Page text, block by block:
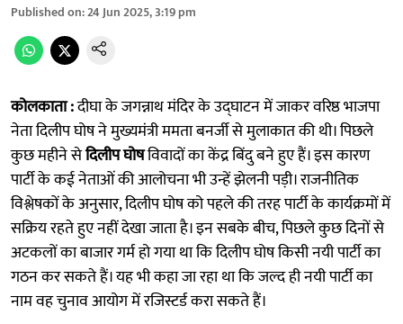
Published on:24 Jun 2025, 3:19 pm
कोलकाता :दीघा के जगन्नाथ मंदिर के उद्घाटन में जाकर वरिष्ठ भाजपा
नेता दिलीप घोष ने मुख्यमंत्री ममता बनर्जी से मुलाकात की थी। पिछले
कुछ महीने सेदिलीप घोषविवादों का केंद्र बिंदु बने हुए हैं। इस कारण
पार्टी के कई नेताओं की आलोचना भी उन्हें झेलनी पड़ी। राजनीतिक
विश्लेषकों के अनुसार, दिलीप घोष को पहले की तरह पार्टी के कार्यक्रमों में
सक्रिय रहते हुए नहीं देखा जाता है। इन सबके बीच, पिछले कुछ दिनों से
अटकलों का बाजार गर्म हो गया था कि दिलीप घोष किसी नयी पार्टी का
गठन कर सकते हैं। यह भी कहा जा रहा था कि जल्द ही नयी पार्टी का
नाम वह चुनाव आयोग में रजिस्टर्ड करा सकते हैं।